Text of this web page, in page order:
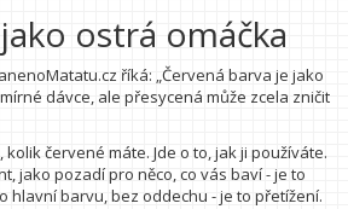
ostrá omáčka
říká: „Červená barva je jako
dávce, ale přesycená může zcela zničit
červené máte. Jde o to, jak ji používáte.
jako pozadí pro něco, co vás baví - je to
hlavní barvu, bez oddechu - je to přetížení.